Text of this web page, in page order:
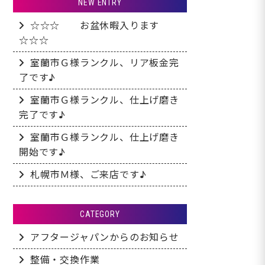
NEW ENTRY
☆☆☆ お盆休暇入ります
☆☆☆
室蘭市Ｇ様ランクル、リア板金完
了です♪
室蘭市Ｇ様ランクル、仕上げ磨き
完了です♪
室蘭市Ｇ様ランクル、仕上げ磨き
開始です♪
札幌市Ｍ様、ご来店です♪
CATEGORY
アフタージャパンからのお知らせ
整備・交換作業